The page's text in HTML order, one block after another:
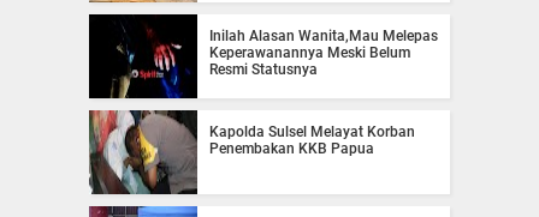
Inilah Alasan Wanita,Mau Melepas
Keperawanannya Meski Belum
Resmi Statusnya
Kapolda Sulsel Melayat Korban
Penembakan KKB Papua